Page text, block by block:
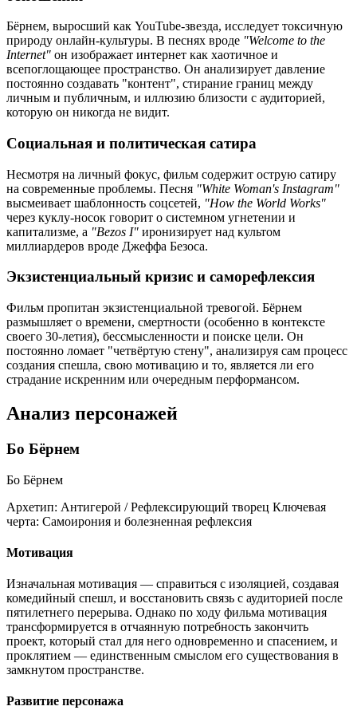
Бёрнем, выросший как YouTube-звезда, исследует токсичную
природу онлайн-культуры. В песнях вроде "Welcome to the
Internet" он изображает интернет как хаотичное и
всепоглощающее пространство. Он анализирует давление
постоянно создавать "контент", стирание границ между
личным и публичным, и иллюзию близости с аудиторией,
которую он никогда не видит.
Социальная и политическая сатира
Несмотря на личный фокус, фильм содержит острую сатиру
на современные проблемы. Песня "White Woman's Instagram"
высмеивает шаблонность соцсетей, "How the World Works"
через куклу-носок говорит о системном угнетении и
капитализме, а "Bezos I" иронизирует над культом
миллиардеров вроде Джеффа Безоса.
Экзистенциальный кризис и саморефлексия
Фильм пропитан экзистенциальной тревогой. Бёрнем
размышляет о времени, смертности (особенно в контексте
своего 30-летия), бессмысленности и поиске цели. Он
постоянно ломает "четвёртую стену", анализируя сам процесс
создания спешла, свою мотивацию и то, является ли его
страдание искренним или очередным перформансом.
Анализ персонажей
Бо Бёрнем
Бо Бёрнем
Архетип: Антигерой / Рефлексирующий творец Ключевая
черта: Самоирония и болезненная рефлексия
Мотивация
Изначальная мотивация — справиться с изоляцией, создавая
комедийный спешл, и восстановить связь с аудиторией после
пятилетнего перерыва. Однако по ходу фильма мотивация
трансформируется в отчаянную потребность закончить
проект, который стал для него одновременно и спасением, и
проклятием — единственным смыслом его существования в
замкнутом пространстве.
Развитие персонажа